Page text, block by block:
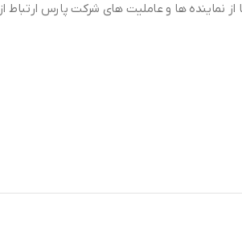
نماینده ها و عاملیت های شرکت پارس ارتباط از